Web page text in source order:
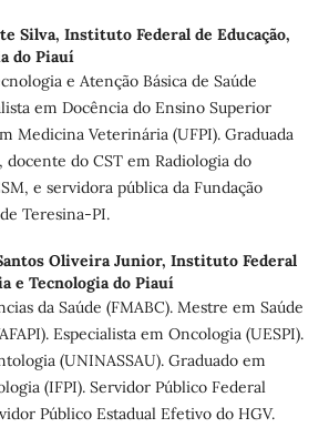
Silva, Instituto Federal de Educação,
do Piauí
e Atenção Básica de Saúde
em Docência do Ensino Superior
Medicina Veterinária (UFPI). Graduada
docente do CST em Radiologia do
e servidora pública da Fundação
Teresina-PI.
Oliveira Junior, Instituto Federal
e Tecnologia do Piauí
da Saúde (FMABC). Mestre em Saúde
Especialista em Oncologia (UESPI).
(UNINASSAU). Graduado em
(IFPI). Servidor Público Federal
Público Estadual Efetivo do HGV.